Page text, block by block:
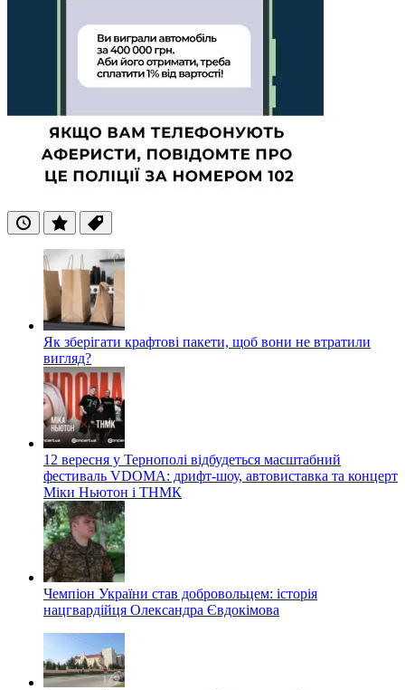
ОстанніПопулярні
Теги
Як зберігати крафтові пакети, щоб вони не втратили
вигляд?
12 вересня у Тернополі відбудеться масштабний
фестиваль VDOMA: дрифт-шоу, автовиставка та концерт
Міки Ньютон і ТНМК
Чемпіон України став добровольцем: історія
нацгвардійця Олександра Євдокімова